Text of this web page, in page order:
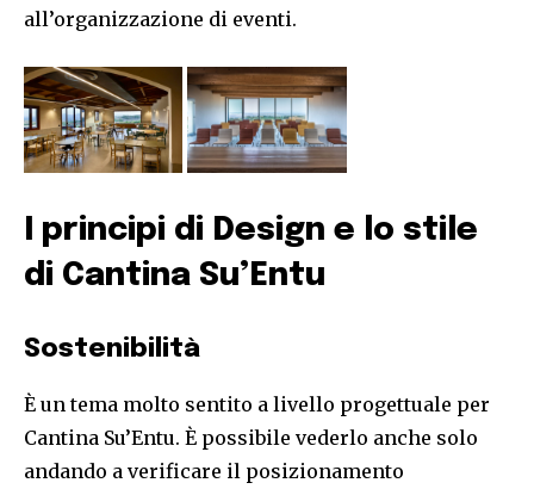
all’organizzazione di eventi.
I principi di Design e lo stile
di Cantina Su’Entu
Sostenibilità
È un tema molto sentito a livello progettuale per
Cantina Su’Entu. È possibile vederlo anche solo
andando a verificare il posizionamento